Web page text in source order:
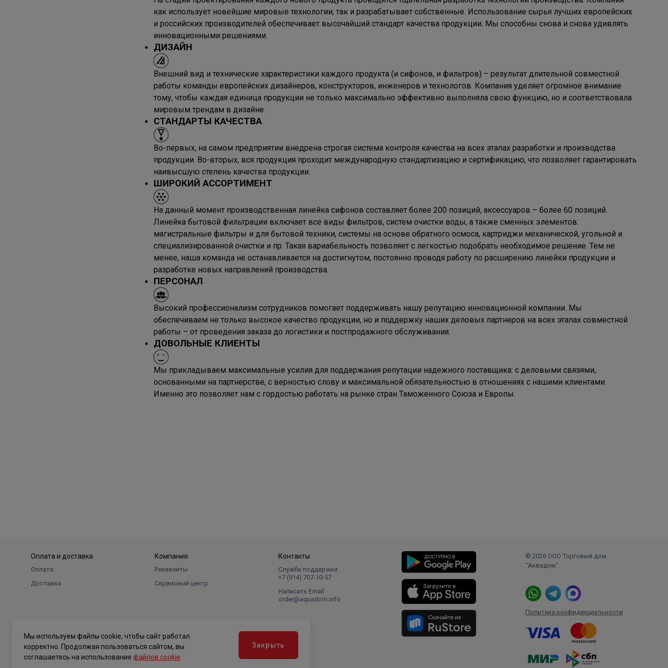
как использует новейшие мировые технологии, так и разрабатывает собственные. Использование сырья лучших европейских
и российских производителей обеспечивает высочайший стандарт качества продукции. Мы способны снова и снова удивлять
инновационными решениями.
ДИЗАЙН
Внешний вид и технические характеристики каждого продукта (и сифонов, и фильтров) – результат длительной совместной
работы команды европейских дизайнеров, конструкторов, инженеров и технологов. Компания уделяет огромное внимание
тому, чтобы каждая единица продукции не только максимально эффективно выполняла свою функцию, но и соответствовала
мировым трендам в дизайне.
СТАНДАРТЫ КАЧЕСТВА
Во-первых, на самом предприятии внедрена строгая система контроля качества на всех этапах разработки и производства
продукции. Во-вторых, вся продукция проходит международную стандартизацию и сертификацию, что позволяет гарантировать
наивысшую степень качества продукции.
ШИРОКИЙ АССОРТИМЕНТ
На данный момент производственная линейка сифонов составляет более 200 позиций, аксессуаров – более 60 позиций.
Линейка бытовой фильтрации включает все виды фильтров, систем очистки воды, а также сменных элементов:
магистральные фильтры и для бытовой техники, системы на основе обратного осмоса, картриджи механической, угольной и
специализированной очистки и пр. Такая вариабельность позволяет с легкостью подобрать необходимое решение. Тем не
менее, наша команда не останавливается на достигнутом, постоянно проводя работу по расширению линейки продукции и
разработке новых направлений производства.
ПЕРСОНАЛ
Высокий профессионализм сотрудников помогает поддерживать нашу репутацию инновационной компании. Мы
обеспечиваем не только высокое качество продукции, но и поддержку наших деловых партнеров на всех этапах совместной
работы – от проведения заказа до логистики и постпродажного обслуживания.
ДОВОЛЬНЫЕ КЛИЕНТЫ
Мы прикладываем максимальные усилия для поддержания репутации надежного поставщика: с деловыми связями,
основанными на партнерстве, с верностью слову и максимальной обязательностью в отношениях с нашими клиентами.
Именно это позволяет нам с гордостью работать на рынке стран Таможенного Союза и Европы.
Оплата и доставка
Оплата
Доставка
Компания
Реквизиты
Сервисный центр
Контакты
Служба поддержки
+7 (914) 707‑10‑57
Написать Email
order@aquadom.info
© 2026 ООО Торговый дом
"Аквадом".
.
Политика конфиденциальности
Мы используем файлы cookie, чтобы сайт работал
корректно. Продолжая пользоваться сайтом, вы
соглашаетесь на использование файлов cookie
Закрыть